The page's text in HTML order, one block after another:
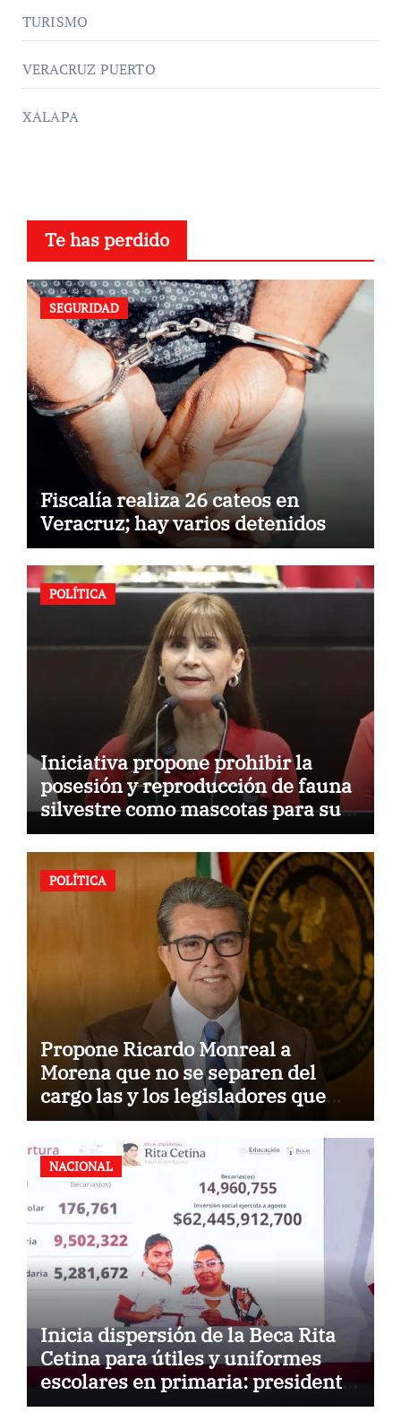
TURISMO
VERACRUZ PUERTO
XALAPA
Te has perdido
SEGURIDAD
Fiscalía realiza 26 cateos en
Veracruz; hay varios detenidos
POLÍTICA
Iniciativa propone prohibir la
posesión y reproducción de fauna
silvestre como mascotas para su
comercialización
POLÍTICA
Propone Ricardo Monreal a
Morena que no se separen del
cargo las y los legisladores que
quieren reelegirse
NACIONAL
Inicia dispersión de la Beca Rita
Cetina para útiles y uniformes
escolares en primaria: presidenta
Claudia Sheinbaum